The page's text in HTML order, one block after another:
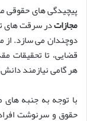
پیچیدگی های حقوقی
مجازاتدر سرقت های
دوچندان می سازد. از
قضایی، تا تحقیقات
هر گامی نیازمند
با توجه به جنبه های
حقوق و سرنوشت